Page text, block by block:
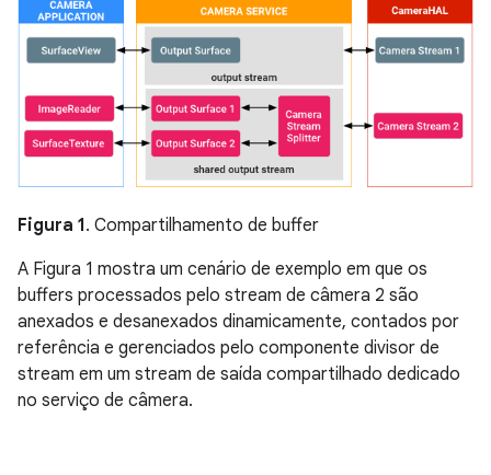
Figura 1. Compartilhamento de buffer
A Figura 1 mostra um cenário de exemplo em que os
buffers processados pelo stream de câmera 2 são
anexados e desanexados dinamicamente, contados por
referência e gerenciados pelo componente divisor de
stream em um stream de saída compartilhado dedicado
no serviço de câmera.